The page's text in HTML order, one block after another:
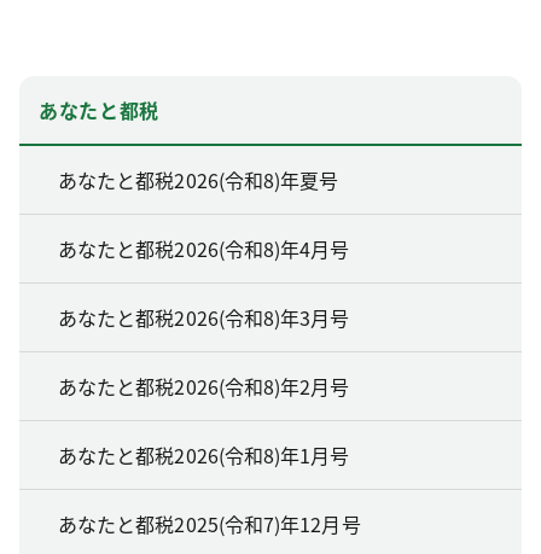
あなたと都税
あなたと都税2026(令和8)年夏号
あなたと都税2026(令和8)年4月号
あなたと都税2026(令和8)年3月号
あなたと都税2026(令和8)年2月号
あなたと都税2026(令和8)年1月号
あなたと都税2025(令和7)年12月号